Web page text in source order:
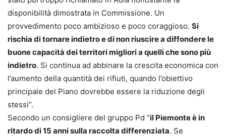
disponibilità dimostrata in Commissione. Un
provvedimento poco ambizioso e poco coraggioso. Si
rischia di tornare indietro e di non riuscire a diffondere le
buone capacità dei territori migliori a quelli che sono più
indietro. Si continua ad abbinare la crescita economica con
l’aumento della quantità dei rifiuti, quando l’obiettivo
principale del Piano dovrebbe essere la riduzione degli
stessi”.
Secondo un consigliere del gruppo Pd “il Piemonte è in
ritardo di 15 anni sulla raccolta differenziata. Se